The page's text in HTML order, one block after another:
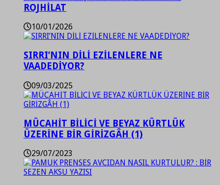
ROJHİLAT
10/01/2026
SIRRI’NIN DİLİ EZİLENLERE NE
VAADEDİYOR?
09/03/2025
MÜCAHİT BİLİCİ VE BEYAZ KÜRTLÜK
ÜZERİNE BİR GİRİZGÂH (1)
29/07/2023